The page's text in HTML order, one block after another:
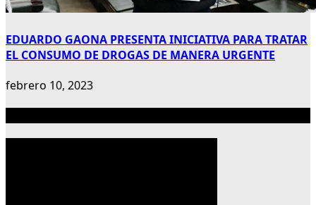
EDUARDO GAONA PRESENTA INICIATIVA PARA TRATAR
EL CONSUMO DE DROGAS DE MANERA URGENTE
febrero 10, 2023